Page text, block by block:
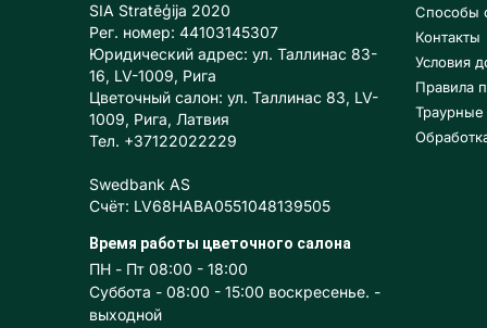
SIA Stratēģija 2020
Рег. номер: 44103145307
Юридический адрес: ул. Таллинас 83-
16, LV-1009, Рига
Цветочный салон: ул. Таллинас 83, LV-
1009, Рига, Латвия
Тел. +37122022229
Swedbank AS
Счёт: LV68HABA0551048139505
Время работы цветочного салона
ПН - Пт 08:00 - 18:00
Суббота - 08:00 - 15:00 воскресенье. -
выходной
Способы
Контакты
Условия
Правила
Траурные